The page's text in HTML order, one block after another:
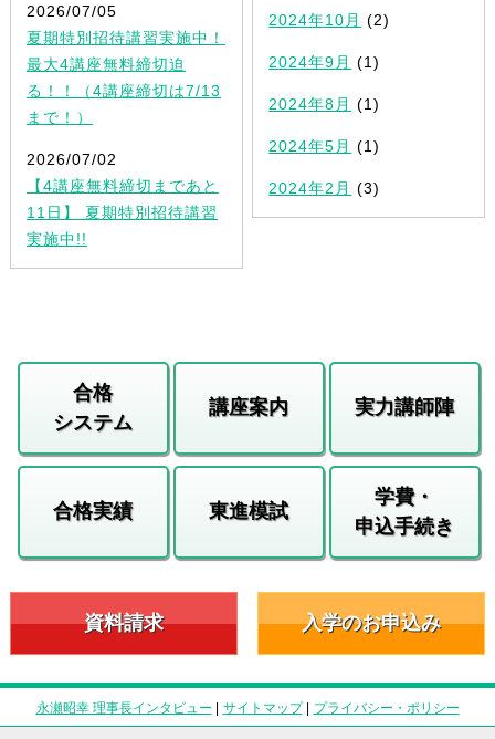
2026/07/05
夏期特別招待講習実施中！
最大4講座無料締切迫
る！！（4講座締切は7/13
まで！）
2026/07/02
【4講座無料締切まであと
11日】 夏期特別招待講習
実施中!!
2024年10月 (2)
2024年9月 (1)
2024年8月 (1)
2024年5月 (1)
2024年2月 (3)
合格
システム
講座案内 実力講師陣
合格実績 東進模試
学費・
申込手続き
資料請求 入学のお申込み
永瀬昭幸 理事長インタビュー | サイトマップ| プライバシー・ポリシー